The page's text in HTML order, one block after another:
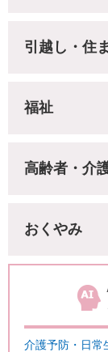
引越し・住
福祉
高齢者・介
おくやみ
介護予防・日常